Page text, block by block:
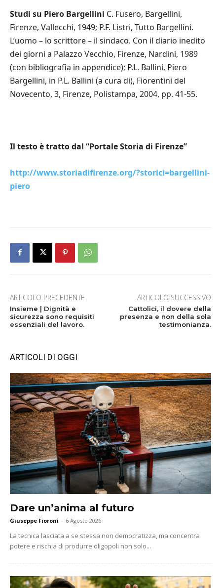
Studi su Piero Bargellini C. Fusero, Bargellini,
Firenze, Vallecchi, 1949; P.F. Listri, Tutto Bargellini.
L’uomo – lo scrittore – il sindaco. Con il diario inedito
dei giorni a Palazzo Vecchio, Firenze, Nardini, 1989
(con bibliografia in appendice); P.L. Ballini, Piero
Bargellini, in P.L. Ballini (a cura di), Fiorentini del
Novecento, 3, Firenze, Polistampa, 2004, pp. 41-55.
Il testo è tratto dal “Portale Storia di Firenze”
http://www.storiadifirenze.org/?storici=bargellini-
piero
ARTICOLO PRECEDENTE
Insieme | Dignità e
sicurezza sono requisiti
essenziali del lavoro.
ARTICOLO SUCCESSIVO
Cattolici, il dovere della
presenza e non della sola
testimonianza.
ARTICOLI DI OGGI
Dare un’anima al futuro
Giuseppe Fioroni - 6 Agosto 2026
La tecnica lasciata a se stessa non democratizza, ma concentra
potere e rischia di produrre oligopoli non solo...